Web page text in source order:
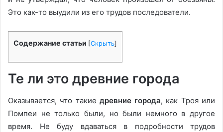
Это как-то выудили из его трудов последователи.
Содержание статьи [Скрыть]
Те ли это древние города
Оказывается, что такие древние города, как Троя или
Помпеи не только были, но были немного в другое
время. Не буду вдаваться в подробности трудов